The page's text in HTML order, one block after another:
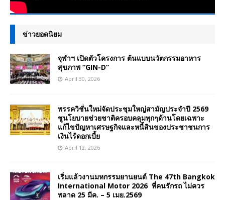
ข่าวยอดนิยม
จุฬาฯ เปิดตัวโครงการ ต้นแบบนวัตกรรมอาหาร
สุขภาพ “GIN-D”
April 30, 2026
พรรควิชั่นใหม่จัดประชุมใหญ่สามัญประจำปี 2569
ชูนโยบายช่วยชาติครอบคลุมทุกๆด้านโดยเฉพาะ
แก้ไขปัญหาเศรษฐกิจและหนี้สินของประชาชนการ
เงินไร้ดอกเบี้ย
April 12, 2026
เริ่มแล้วงานมหกรรมยานยนต์ The 47th Bangkok
International Motor 2026 ที่คนรักรถ ไม่ควร
พลาด 25 มีค. – 5 เมย.2569